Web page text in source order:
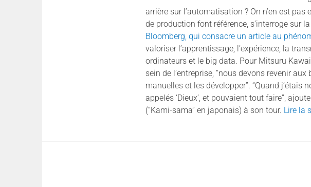
arrière sur l’automatisation ? On n’en est
de production font référence, s’interroge sur
Bloomberg, qui consacre un article au
valoriser l’apprentissage, l’expérience, la
ordinateurs et le big data. Pour Mitsuru
sein de l’entreprise, “nous devons revenir
manuelles et les développer”. “Quand
appelés ‘Dieux’, et pouvaient tout faire”,
(“Kami-sama” en japonais) à son tour. Lire la